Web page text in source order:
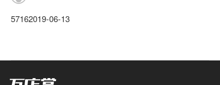
57162019-06-13